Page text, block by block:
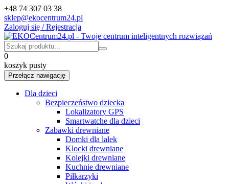
+48 74 307 03 38
sklep@ekocentrum24.pl
Zaloguj się / Rejestracja
0
koszyk pusty
Przełącz nawigację
Dla dzieci
Bezpieczeństwo dziecka
Lokalizatory GPS
Smartwatche dla dzieci
Zabawki drewniane
Domki dla lalek
Klocki drewniane
Kolejki drewniane
Kuchnie drewniane
Piłkarzyki